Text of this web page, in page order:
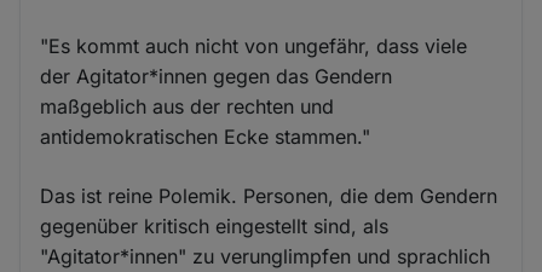
"Es kommt auch nicht von ungefähr, dass viele
der Agitator*innen gegen das Gendern
maßgeblich aus der rechten und
antidemokratischen Ecke stammen."
Das ist reine Polemik. Personen, die dem Gendern
gegenüber kritisch eingestellt sind, als
"Agitator*innen" zu verunglimpfen und sprachlich